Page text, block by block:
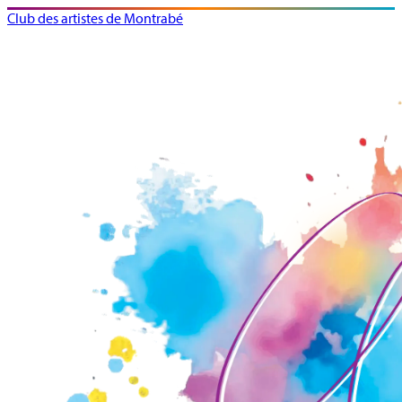
Club des artistes de Montrabé